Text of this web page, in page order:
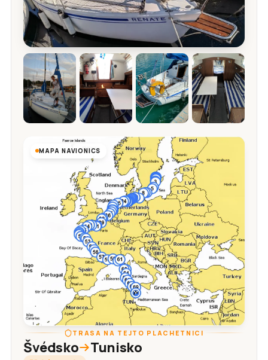
MAPA NAVIONICS
TRASA NA TEJTO PLACHETNICI
Švédsko Tunisko